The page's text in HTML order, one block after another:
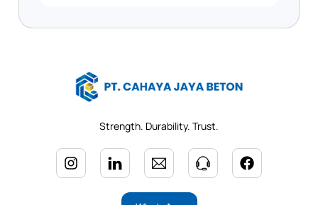
Strength. Durability. Trust.